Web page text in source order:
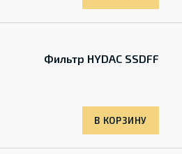
Фильтр HYDAC SSDFF
В КОРЗИНУ